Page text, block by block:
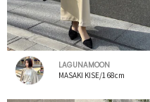
LAGUNAMOON
MASAKI KISE/168cm